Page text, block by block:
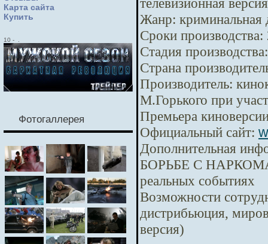
Карта сайта
Купить
10 -
Фотогаллерея
телевизионная
Жанр: криминальная
Сроки производства:
Стадия производства:
Страна
Производитель:
М.Горького при
Премьера
Официальный сайт:
Дополнительная
БОРЬБЕ С
реальных событиях
Возможности
дистрибьюция,
версия)